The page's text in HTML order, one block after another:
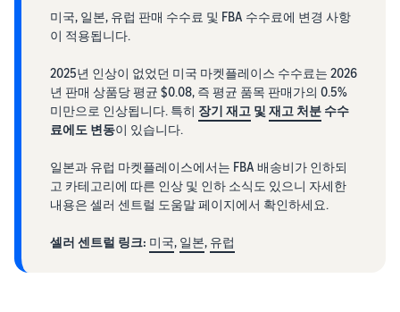
미국, 일본, 유럽 판매 수수료 및 FBA 수수료에 변경 사항
이 적용됩니다.
2025년 인상이 없었던 미국 마켓플레이스 수수료는 2026
년 판매 상품당 평균 $0.08, 즉 평균 품목 판매가의 0.5%
미만으로 인상됩니다. 특히 장기 재고 및 재고 처분 수수
료에도 변동이 있습니다.
일본과 유럽 마켓플레이스에서는 FBA 배송비가 인하되
고 카테고리에 따른 인상 및 인하 소식도 있으니 자세한
내용은 셀러 센트럴 도움말 페이지에서 확인하세요.
셀러 센트럴 링크: 미국, 일본, 유럽